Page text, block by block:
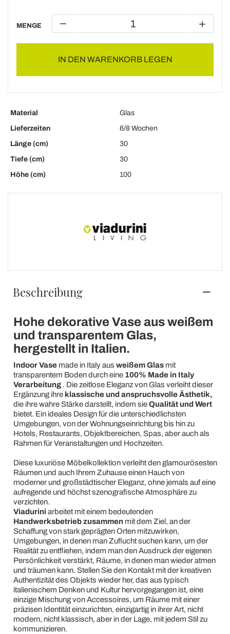
MENGE
IN DEN WARENKORB LEGEN
Material
Glas
Lieferzeiten
6/8 Wochen
Länge (cm)
30
Tiefe (cm)
30
Höhe (cm)
100
Beschreibung
Hohe dekorative Vase aus weißem
und transparentem Glas,
hergestellt in Italien.
Indoor Vasemade in Italy aus weißem Glasmit
transparentem Boden durch eine 100% Made in Italy
Verarbeitung. Die zeitlose Eleganz von Glas verleiht dieser
Ergänzung ihre klassische und anspruchsvolle Ästhetik,
die ihre wahre Stärke darstellt, indem sieQualität und Wert
bietet. Ein ideales Design für die unterschiedlichsten
Umgebungen, von der Wohnungseinrichtung bis hin zu
Hotels, Restaurants, Objektbereichen, Spas, aber auch als
Rahmen für Veranstaltungen und Hochzeiten.
Diese luxuriöse Möbelkollektion verleiht den glamourösesten
Räumen und auch Ihrem Zuhause einen Hauch von
moderner und großstädtischer Eleganz, ohne jemals auf eine
aufregende und höchst szenografische Atmosphäre zu
verzichten.
Viadurini arbeitet mit einem bedeutenden
Handwerksbetrieb zusammen mit dem Ziel, an der
Schaffung von stark geprägten Orten mitzuwirken,
Umgebungen, in denen man Zuflucht suchen kann, um der
Realität zu entfliehen, indem man den Ausdruck der eigenen
Persönlichkeit verstärkt, Räume, in denen man wieder atmen
und träumen kann. Stellen Sie den Kontakt mit der kreativen
Authentizität des Objekts wieder her, das aus typisch
italienischem Denken und Kultur hervorgegangen ist, eine
einzige Mischung von Accessoires, um Räume mit einer
präzisen Identität einzurichten, einzigartig in ihrer Art, nicht
modern, nicht klassisch, aber in der Lage, mit jedem Stil zu
kommunizieren.